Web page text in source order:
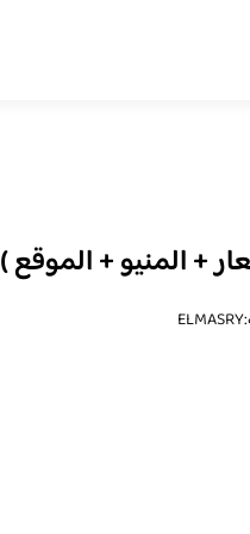
+ المنيو + الموقع )
ELMASRY